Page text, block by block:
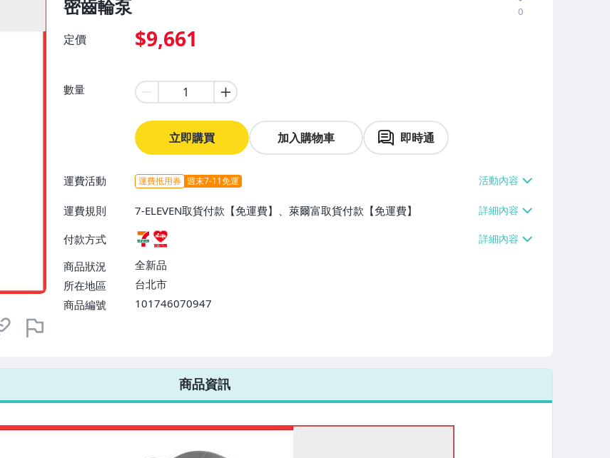
密齒輪泵
0
定價 $9,661
數量
立即購買 加入購物車 即時通
運費活動 運費抵用券 週末7-11免運
運費規則
7-ELEVEN取貨付款【免運費】、萊爾富取貨付款【免運費】
付款方式
商品狀況
全新品
所在地區
台北市
商品編號
101746070947
商品資訊